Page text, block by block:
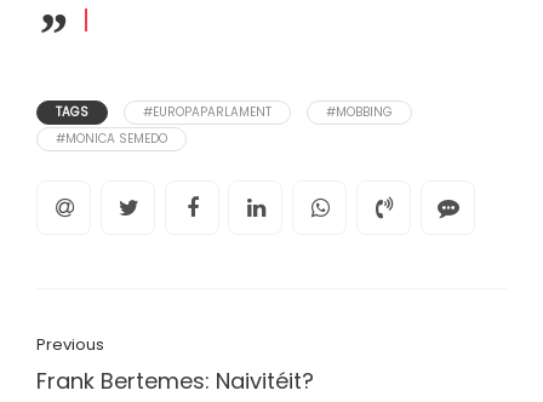
TAGS #EUROPAPARLAMENT
#MOBBING
#MONICA SEMEDO
Previous
Frank Bertemes: Naivitéit?